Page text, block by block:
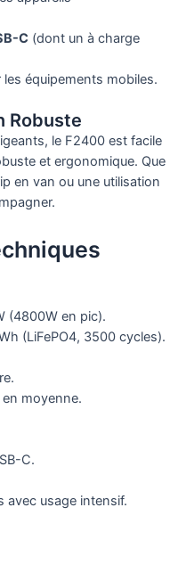
C (dont un à charge
équipements mobiles.
Robuste
le F2400 est facile
et ergonomique. Que
en van ou une utilisation
(4800W en pic).
(LiFePO4, 3500 cycles).
moyenne.
C.
avec usage intensif.